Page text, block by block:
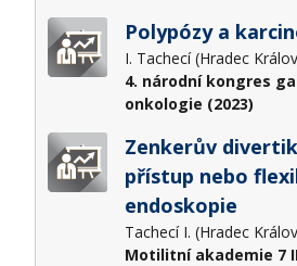
Polypózy a
I. Tachecí (Hradec
4. národní kongres
onkologie (2023)
Zenkerův
přístup nebo
endoskopie
Tachecí I. (Hradec
Motilitní akademie 7